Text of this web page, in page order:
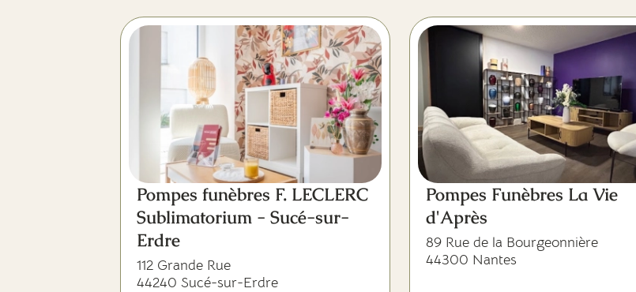
Pompes funèbres F. LECLERC
Sublimatorium - Sucé-sur-
Erdre
112 Grande Rue
44240 Sucé-sur-Erdre
Pompes Funèbres La Vie
d'Après
89 Rue de la Bourgeonnière
44300 Nantes